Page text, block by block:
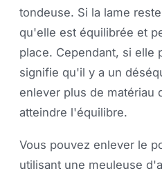
tondeuse. Si la lame
qu'elle est équilibrée et
place. Cependant, si elle
signifie qu'il y a un
enlever plus de matériau
atteindre l'équilibre.
Vous pouvez enlever le
utilisant une meuleuse